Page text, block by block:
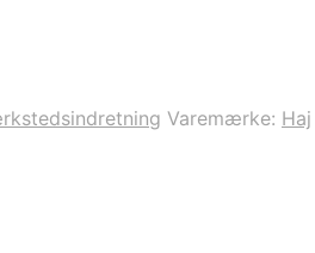
Varemærke: Haj